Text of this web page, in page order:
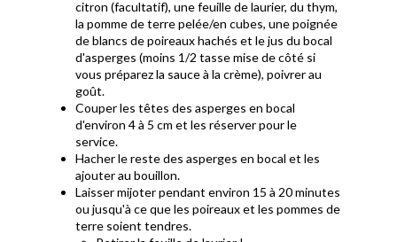
citron (facultatif), une feuille de laurier, du thym,
la pomme de terre pelée/en cubes, une poignée
de blancs de poireaux hachés et le jus du bocal
d'asperges (moins 1/2 tasse mise de côté si
vous préparez la sauce à la crème), poivrer au
goût.
Couper les têtes des asperges en bocal
d'environ 4 à 5 cm et les réserver pour le
service.
Hacher le reste des asperges en bocal et les
ajouter au bouillon.
Laisser mijoter pendant environ 15 à 20 minutes
ou jusqu'à ce que les poireaux et les pommes de
terre soient tendres.